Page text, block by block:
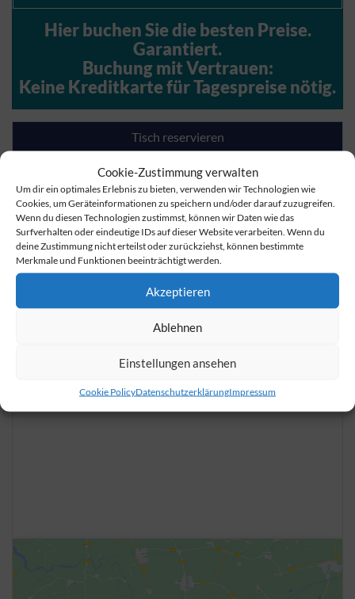
Cookie-Zustimmung verwalten
Um dir ein optimales Erlebnis zu bieten, verwenden wir Technologien wie
Cookies, um Geräteinformationen zu speichern und/oder darauf zuzugreifen.
Wenn du diesen Technologien zustimmst, können wir Daten wie das
Surfverhalten oder eindeutige IDs auf dieser Website verarbeiten. Wenn du
deine Zustimmung nicht erteilst oder zurückziehst, können bestimmte
Merkmale und Funktionen beeinträchtigt werden.
Akzeptieren
Ablehnen
Einstellungen ansehen
Cookie PolicyDatenschutzerklärungImpressum
Hier buchen Sie die besten Preise.
Garantiert.
Buchung mit Vertrauen:
Keine Kreditkarte für Tagespreise nötig.
Tisch reservieren
Anfrage senden